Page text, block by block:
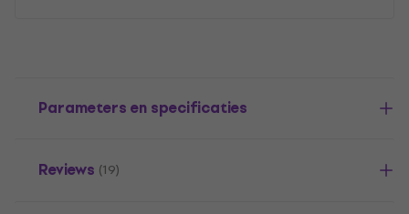
Parameters en specificaties
Reviews (19)